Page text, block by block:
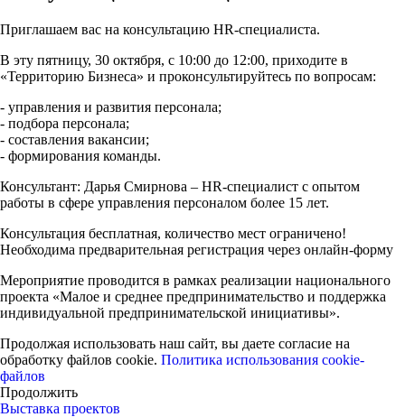
Приглашаем вас на консультацию HR-специалиста.
В эту пятницу, 30 октября, с 10:00 до 12:00, приходите в
«Территорию Бизнеса» и проконсультируйтесь по вопросам:
- управления и развития персонала;
- подбора персонала;
- составления вакансии;
- формирования команды.
Консультант: Дарья Смирнова – HR-специалист с опытом
работы в сфере управления персоналом более 15 лет.
Консультация бесплатная, количество мест ограничено!
Необходима предварительная регистрация через онлайн-форму
Мероприятие проводится в рамках реализации национального
проекта «Малое и среднее предпринимательство и поддержка
индивидуальной предпринимательской инициативы».
Продолжая использовать наш сайт, вы даете согласие на
обработку файлов cookie. Политика использования cookie-
файлов
Продолжить
Выставка проектов